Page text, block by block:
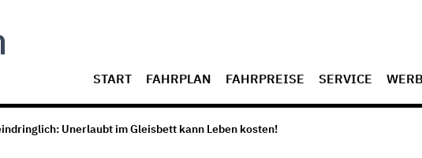
START FAHRPLAN FAHRPREISE SERVICE
Unerlaubt im Gleisbett kann Leben kosten!